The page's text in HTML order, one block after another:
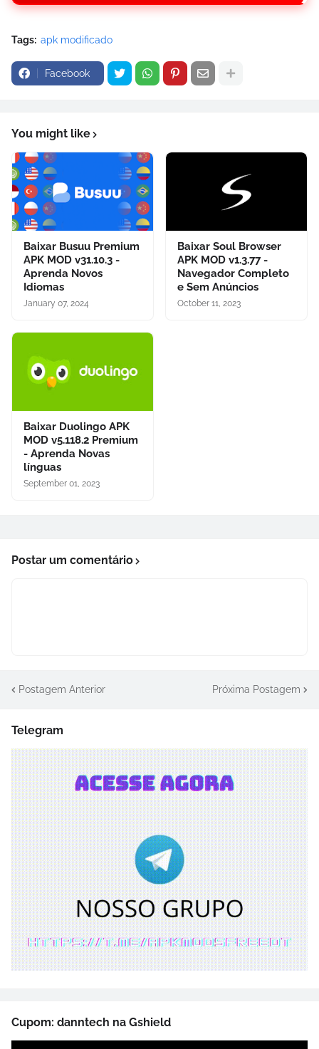
Tags: apk modificado
Facebook
You might like
Baixar Busuu Premium
APK MOD v31.10.3 -
Aprenda Novos
Idiomas
January 07, 2024
Baixar Soul Browser
APK MOD v1.3.77 -
Navegador Completo
e Sem Anúncios
October 11, 2023
Baixar Duolingo APK
MOD v5.118.2 Premium
- Aprenda Novas
línguas
September 01, 2023
Postar um comentário
Postagem Anterior Próxima Postagem
Telegram
Cupom: danntech na Gshield